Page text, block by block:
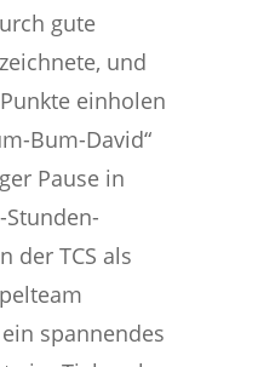
gute
und
einholen
Bum-David“
Pause in
der TCS als
spannendes